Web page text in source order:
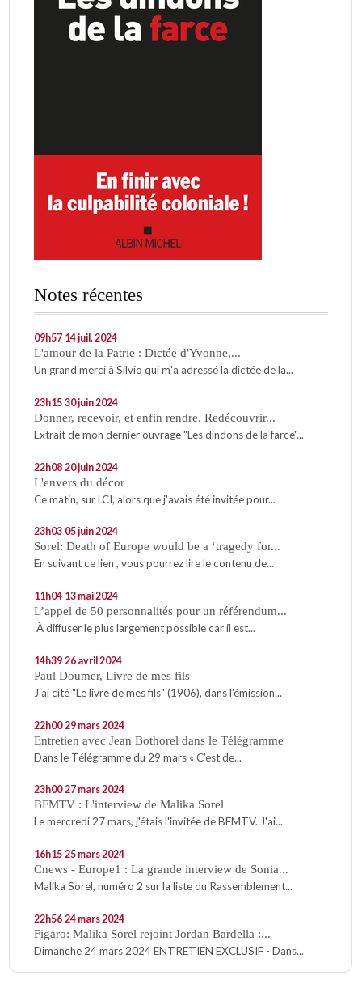
Notes récentes
09h57 14juil. 2024
L'amour de la Patrie : Dictée d'Yvonne,...
Un grand merci à Silvio qui m'a adressé la dictée de la...
23h15 30juin 2024
Donner, recevoir, et enfin rendre. Redécouvrir...
Extrait de mon dernier ouvrage "Les dindons de la farce"...
22h08 20juin 2024
L'envers du décor
Ce matin, sur LCI, alors que j'avais été invitée pour...
23h03 05juin 2024
Sorel: Death of Europe would be a ‘tragedy for...
En suivant ce lien , vous pourrez lire le contenu de...
11h04 13 mai 2024
L’appel de 50 personnalités pour un référendum...
À diffuser le plus largement possible car il est...
14h39 26 avril 2024
Paul Doumer, Livre de mes fils
J'ai cité "Le livre de mes fils" (1906), dans l'émission...
22h00 29 mars 2024
Entretien avec Jean Bothorel dans le Télégramme
Dans le Télégramme du 29 mars « C’est de...
23h00 27 mars 2024
BFMTV : L'interview de Malika Sorel
Le mercredi 27 mars, j'étais l'invitée de BFMTV. J'ai...
16h15 25 mars 2024
Cnews - Europe1 : La grande interview de Sonia...
Malika Sorel, numéro 2 sur la liste du Rassemblement...
22h56 24 mars 2024
Figaro: Malika Sorel rejoint Jordan Bardella :...
Dimanche 24 mars 2024 ENTRETIEN EXCLUSIF - Dans...